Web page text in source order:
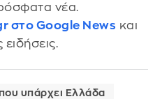
νέα.
στο Google News και
υπάρχει Ελλάδα